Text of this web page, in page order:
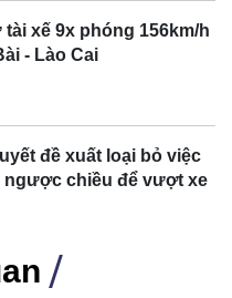
tài xế 9x phóng 156km/h
- Lào Cai
đề xuất loại bỏ việc
chiều để vượt xe